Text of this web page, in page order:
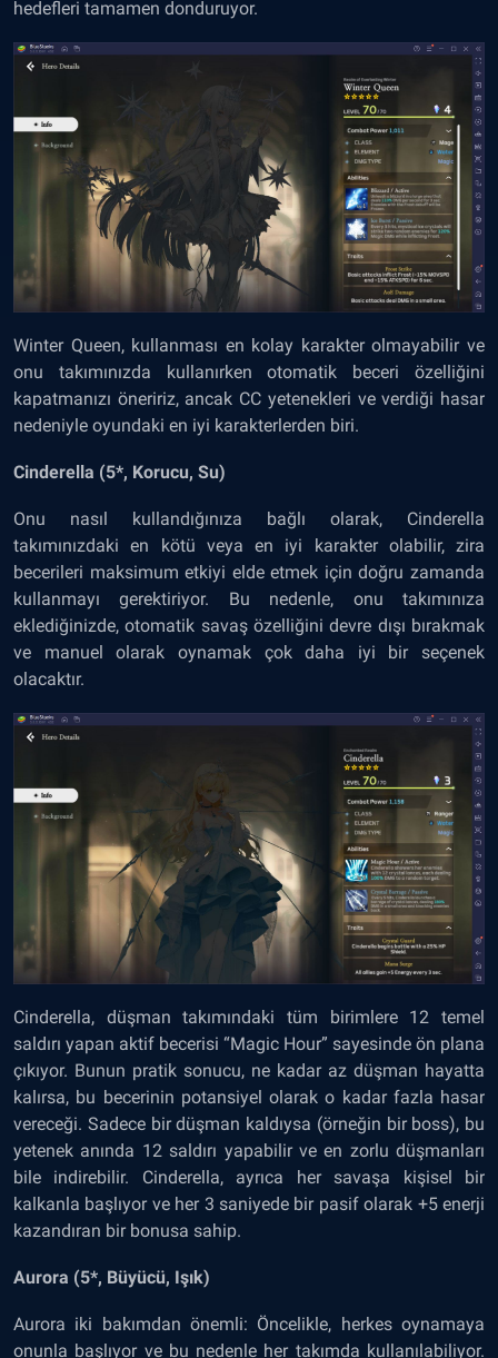
hedefleri tamamen donduruyor.
Winter Queen, kullanması en kolay karakter olmayabilir ve
onu takımınızda kullanırken otomatik beceri özelliğini
kapatmanızı öneririz, ancak CC yetenekleri ve verdiği hasar
nedeniyle oyundaki en iyi karakterlerden biri.
Cinderella (5*, Korucu, Su)
Onu nasıl kullandığınıza bağlı olarak, Cinderella
takımınızdaki en kötü veya en iyi karakter olabilir, zira
becerileri maksimum etkiyi elde etmek için doğru zamanda
kullanmayı gerektiriyor. Bu nedenle, onu takımınıza
eklediğinizde, otomatik savaş özelliğini devre dışı bırakmak
ve manuel olarak oynamak çok daha iyi bir seçenek
olacaktır.
Cinderella, düşman takımındaki tüm birimlere 12 temel
saldırı yapan aktif becerisi “Magic Hour” sayesinde ön plana
çıkıyor. Bunun pratik sonucu, ne kadar az düşman hayatta
kalırsa, bu becerinin potansiyel olarak o kadar fazla hasar
vereceği. Sadece bir düşman kaldıysa (örneğin bir boss), bu
yetenek anında 12 saldırı yapabilir ve en zorlu düşmanları
bile indirebilir. Cinderella, ayrıca her savaşa kişisel bir
kalkanla başlıyor ve her 3 saniyede bir pasif olarak +5 enerji
kazandıran bir bonusa sahip.
Aurora (5*, Büyücü, Işık)
Aurora iki bakımdan önemli: Öncelikle, herkes oynamaya
onunla başlıyor ve bu nedenle her takımda kullanılabiliyor.